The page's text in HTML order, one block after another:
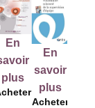
plus
Acheter
En
savoir
plus
Acheter